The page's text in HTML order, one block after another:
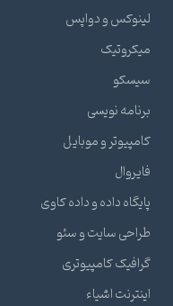
لینوکس و دواپس
میکروتیک
سیسکو
برنامه نویسی
کامپیوتر و موبایل
فایروال
پایگاه داده و داده کاوی
طراحی سایت و سئو
گرافیک کامپیوتری
اینترنت اشیاء